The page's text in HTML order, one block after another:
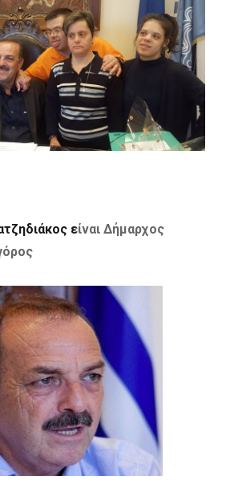
είναι Δήμαρχος